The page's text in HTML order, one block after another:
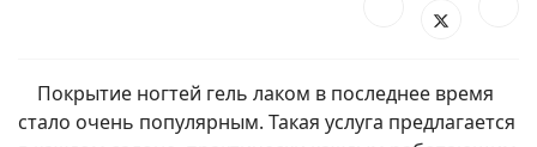
Покрытие ногтей гель лаком в последнее время
стало очень популярным. Такая услуга предлагается